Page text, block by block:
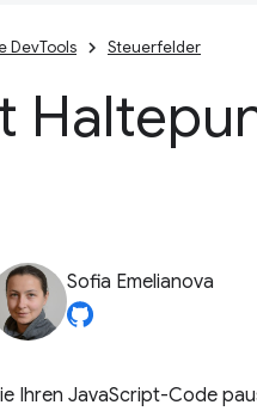
DevTools Steuerfelder
Sofia Emelianova
Ihren JavaScript-Code